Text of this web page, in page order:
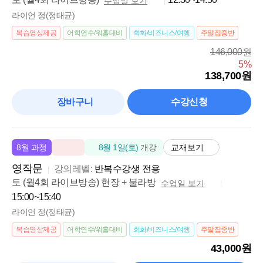
라이언 정(정태균)
복습영상제공 어학연수/워홀대비 회화/비즈니스/여행 주말집중반
146,000원
5%
138,700원
장바구니 수강신청
8월 과정 8월 1일(토) 개강 교재보기
영작문 강의레벨: 반복수강생 전용
토 (월4회 라이브방송) 현장 + 불라방
수업일 보기
15:00~15:40
라이언 정(정태균)
복습영상제공 어학연수/워홀대비 회화/비즈니스/여행 주말집중반
43,000원